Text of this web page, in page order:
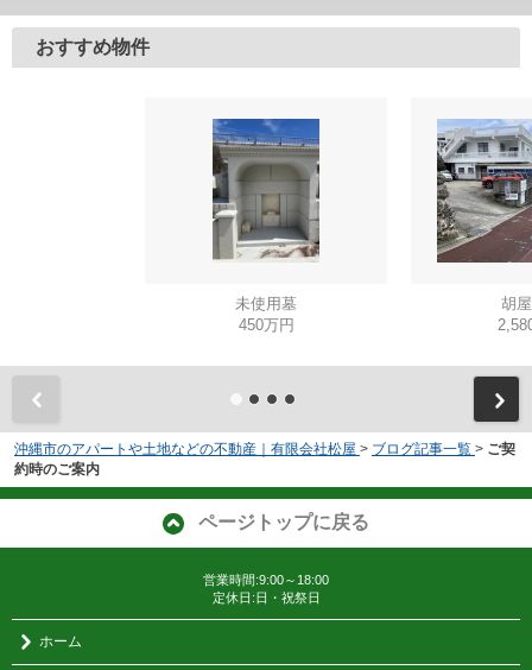
おすすめ物件
未使用墓
450万円
胡
沖縄市のアパートや土地などの不動産｜有限会社松屋 > ブログ記事一覧 > ご契
約時のご案内
ページトップに戻る
営業時間:9:00～18:00
定休日:日・祝祭日
ホーム